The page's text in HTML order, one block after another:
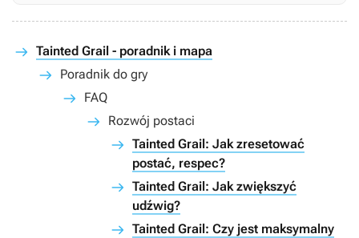
Tainted Grail - poradnik i mapa
Poradnik do gry
FAQ
Rozwój postaci
Tainted Grail: Jak zresetować
postać, respec?
Tainted Grail: Jak zwiększyć
udźwig?
Tainted Grail: Czy jest maksymalny